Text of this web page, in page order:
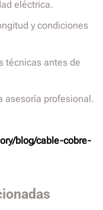
eléctrica.
y condiciones
técnicas antes de
asesoría profesional.
blog/cable-cobre-